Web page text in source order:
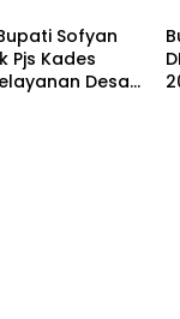
Sofyan
Pjs Kades
Desa